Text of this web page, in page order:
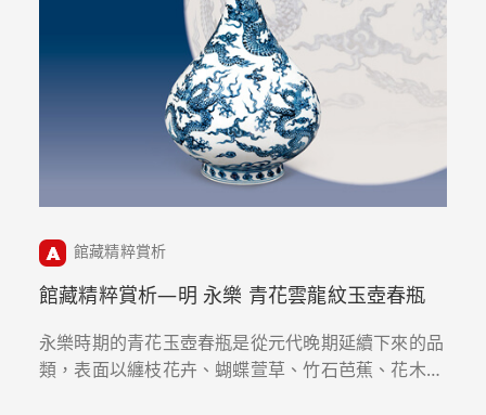
館藏精粹賞析
館藏精粹賞析—明 永樂 青花雲龍紋玉壺春瓶
永樂時期的青花玉壺春瓶是從元代晚期延續下來的品
類，表面以纏枝花卉、蝴蝶萱草、竹石芭蕉、花木禽